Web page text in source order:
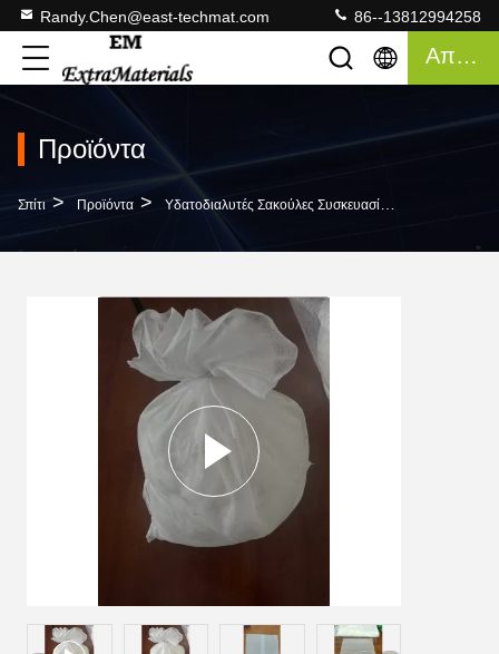
Randy.Chen@east-techmat.com 86--13812994258
Απόσπασμα
Προϊόντα
Σπίτι > Προϊόντα > Υδατοδιαλυτές Σακούλες Συσκευασίας